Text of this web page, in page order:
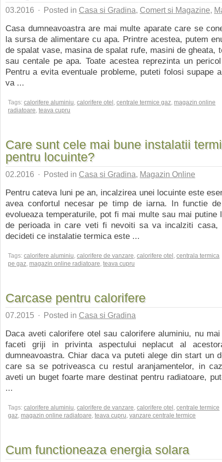
03.2016 · Posted in Casa si Gradina, Comert si Magazine,
Casa dumneavoastra are mai multe aparate care se
la sursa de alimentare cu apa. Printre acestea, putem
de spalat vase, masina de spalat rufe, masini de gheata,
sau centale pe apa. Toate acestea reprezinta un
Pentru a evita eventuale probleme, puteti folosi supape
va ...
Tags: calorifere aluminiu, calorifere otel , centrale termice gaz, magazin online
radiatoare, teava cupru
Care sunt cele mai bune instalatii
pentru locuinte?
02.2016 · Posted in Casa si Gradina, Magazin Online
Pentru cateva luni pe an, incalzirea unei locuinte este
avea confortul necesar pe timp de iarna. In functie
evolueaza temperaturile, pot fi mai multe sau mai putine
de perioada in care veti fi nevoiti sa va incalziti casa,
decideti ce instalatie termica este ...
Tags: calorifere aluminiu, calorifere de vanzare, calorifere otel , centrala termica
pe gaz, magazin online radiatoare, teava cupru
Carcase pentru calorifere
07.2015 · Posted in Casa si Gradina
Daca aveti calorifere otel sau calorifere aluminiu, nu
faceti griji in privinta aspectului neplacut al
dumneavoastra. Chiar daca va puteti alege din start un
care sa se potriveasca cu restul aranjamentelor, in
aveti un buget foarte mare destinat pentru radiatoare,
...
Tags: calorifere aluminiu, calorifere de vanzare, calorifere otel , centrale termice
gaz, magazin online radiatoare, teava cupru, vanzare centrale termice
Cum functioneaza energia solara